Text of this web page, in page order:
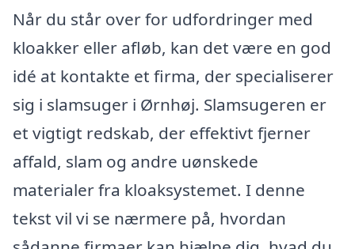
Når du står over for udfordringer med
kloakker eller afløb, kan det være en god
idé at kontakte et firma, der specialiserer
sig i slamsuger i Ørnhøj. Slamsugeren er
et vigtigt redskab, der effektivt fjerner
affald, slam og andre uønskede
materialer fra kloaksystemet. I denne
tekst vil vi se nærmere på, hvordan